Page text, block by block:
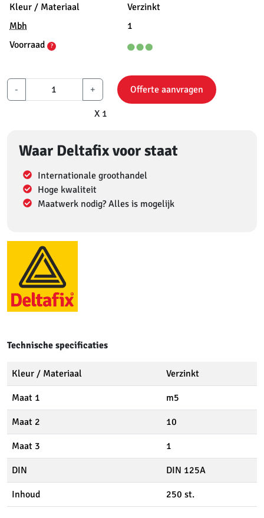
Kleur / Materiaal
Verzinkt
Mbh
1
Voorraad
?
- +
X 1
Offerte aanvragen
Waar Deltafix voor staat
Internationale groothandel
Hoge kwaliteit
Maatwerk nodig? Alles is mogelijk
Technische specificaties
Kleur / Materiaal Verzinkt
Maat 1 m5
Maat 2 10
Maat 3 1
DIN DIN 125A
Inhoud 250 st.